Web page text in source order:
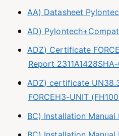
AA) Datasheet
AD)
ADZ) Certificate
Report
ADZ) certificate
FORCEH3-UNIT
BC) Installation Manual